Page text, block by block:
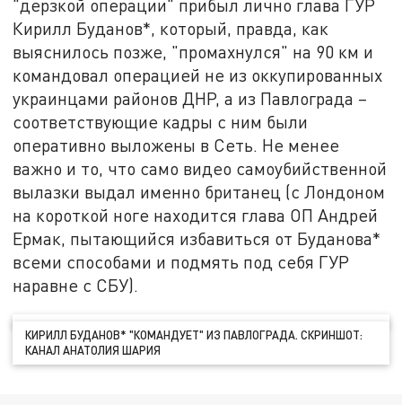
"дерзкой операции" прибыл лично глава ГУР
Кирилл Буданов*, который, правда, как
выяснилось позже, "промахнулся" на 90 км и
командовал операцией не из оккупированных
украинцами районов ДНР, а из Павлограда –
соответствующие кадры с ним были
оперативно выложены в Сеть. Не менее
важно и то, что само видео самоубийственной
вылазки выдал именно британец (с Лондоном
на короткой ноге находится глава ОП Андрей
Ермак, пытающийся избавиться от Буданова*
всеми способами и подмять под себя ГУР
наравне с СБУ).
КИРИЛЛ БУДАНОВ* "КОМАНДУЕТ" ИЗ ПАВЛОГРАДА. СКРИНШОТ:
КАНАЛ АНАТОЛИЯ ШАРИЯ